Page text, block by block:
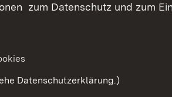
Veranstaltung
zum Datenschutz und zum
Datenschutzerklärung.)